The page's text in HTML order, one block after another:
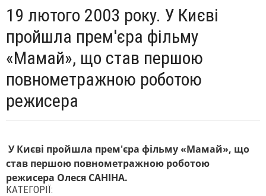
19 лютого 2003 року. У Києві
пройшла прем'єра фільму
«Мамай», що став першою
повнометражною роботою
режисера
У Києві пройшла прем'єра фільму «Мамай», що
став першою повнометражною роботою
режисера Олеся САНІНА.
КАТЕГОРІЇ: